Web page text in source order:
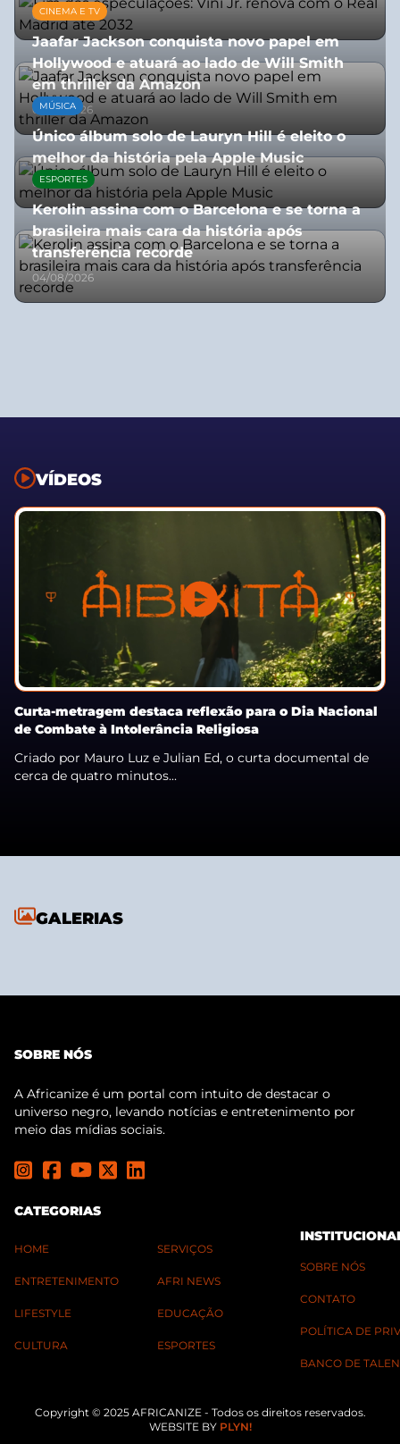
06/08/2026
CINEMA E TV
Jaafar Jackson conquista novo papel em
Hollywood e atuará ao lado de Will Smith
em thriller da Amazon
06/08/2026
MÚSICA
Único álbum solo de Lauryn Hill é eleito o
melhor da história pela Apple Music
06/08/2026
ESPORTES
Kerolin assina com o Barcelona e se torna a
brasileira mais cara da história após
transferência recorde
04/08/2026
VÍDEOS
Curta-metragem destaca reflexão para o Dia Nacional
de Combate à Intolerância Religiosa
Criado por Mauro Luz e Julian Ed, o curta documental de
cerca de quatro minutos...
GALERIAS
SOBRE NÓS
A Africanize é um portal com intuito de destacar o
universo negro, levando notícias e entretenimento por
meio das mídias sociais.
CATEGORIAS
HOME
ENTRETENIMENTO
LIFESTYLE
CULTURA
SERVIÇOS
AFRI NEWS
EDUCAÇÃO
ESPORTES
SOBRE NÓS
CONTATO
POLÍTICA DE
BANCO DE
Copyright © 2025 AFRICANIZE - Todos os direitos reservados.
WEBSITE BY PLYN!